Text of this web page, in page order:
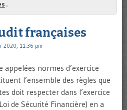
.
françaises
2020, 11:36 pm
appelées normes d’exercice
l’ensemble des règles que
doit respecter dans l’exercice
de Sécurité Financière) en a